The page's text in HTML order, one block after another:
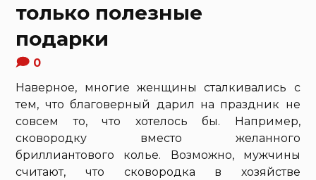
только полезные
подарки
0
Наверное, многие женщины сталкивались с
тем, что благоверный дарил на праздник не
совсем то, что хотелось бы. Например,
сковородку вместо желанного
бриллиантового колье. Возможно, мужчины
считают, что сковородка в хозяйстве